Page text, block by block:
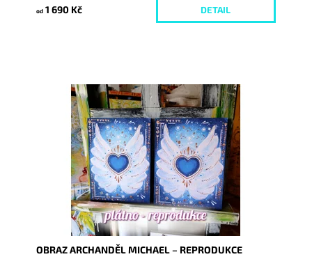
od 1 690 Kč DETAIL
Dostupnost:
Skladem
6193/REP
OBRAZ ARCHANDĚL MICHAEL – REPRODUKCE